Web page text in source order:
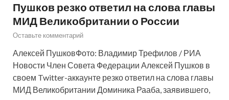
Пушков резко ответил на слова главы
МИД Великобритании о России
Оставьте комментарий
Алексей ПушковФото: Владимир Трефилов / РИА
Новости Член Совета Федерации Алексей Пушков в
своем Twitter-аккаунте резко ответил на слова главы
МИД Великобритании Доминика Рааба, заявившего,